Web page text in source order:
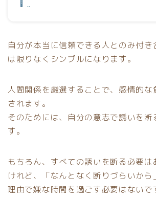
自分が本当に信頼できる人とのみ付き
は限りなくシンプルになります。
人間関係を厳選することで、感情的
されます。
そのためには、自分の意志で誘いを断
す。
もちろん、すべての誘いを断る必要は
けれど、「なんとなく断りづらいか
理由で嫌な時間を過ごす必要はないで